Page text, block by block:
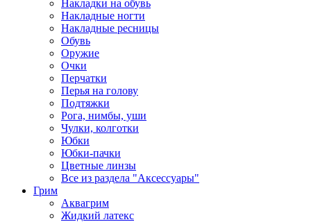
Накладки на обувь
Накладные ногти
Накладные ресницы
Обувь
Оружие
Очки
Перчатки
Перья на голову
Подтяжки
Рога, нимбы, уши
Чулки, колготки
Юбки
Юбки-пачки
Цветные линзы
Все из раздела "Аксессуары"
Грим
Аквагрим
Жидкий латекс